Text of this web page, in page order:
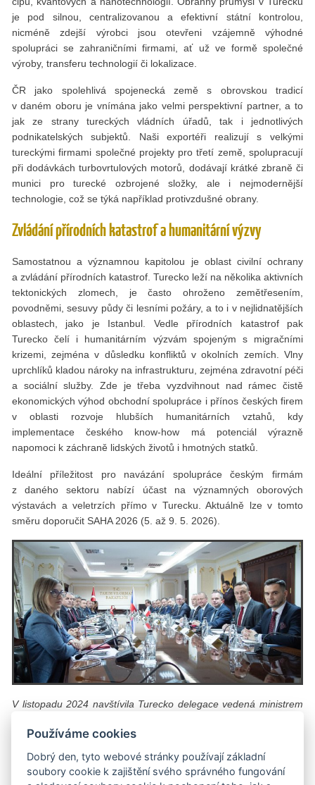
je pod silnou, centralizovanou a efektivní státní kontrolou,
nicméně zdejší výrobci jsou otevřeni vzájemně výhodné
spolupráci se zahraničními firmami, ať už ve formě společné
výroby, transferu technologií či lokalizace.
ČR jako spolehlivá spojenecká země s obrovskou tradicí
v daném oboru je vnímána jako velmi perspektivní partner, a to
jak ze strany tureckých vládních úřadů, tak i jednotlivých
podnikatelských subjektů. Naši exportéři realizují s velkými
tureckými firmami společné projekty pro třetí země, spolupracují
při dodávkách turbovrtulových motorů, dodávají krátké zbraně či
munici pro turecké ozbrojené složky, ale i nejmodernější
technologie, což se týká například protivzdušné obrany.
Zvládání přírodních katastrof a humanitární výzvy
Samostatnou a významnou kapitolou je oblast civilní ochrany
a zvládání přírodních katastrof. Turecko leží na několika aktivních
tektonických zlomech, je často ohroženo zemětřesením,
povodněmi, sesuvy půdy či lesními požáry, a to i v nejlidnatějších
oblastech, jako je Istanbul. Vedle přírodních katastrof pak
Turecko čelí i humanitárním výzvám spojeným s migračními
krizemi, zejména v důsledku konfliktů v okolních zemích. Vlny
uprchlíků kladou nároky na infrastrukturu, zejména zdravotní péči
a sociální služby. Zde je třeba vyzdvihnout nad rámec čistě
ekonomických výhod obchodní spolupráce i přínos českých firem
v oblasti rozvoje hlubších humanitárních vztahů, kdy
implementace českého know-how má potenciál výrazně
napomoci k záchraně lidských životů i hmotných statků.
Ideální příležitost pro navázání spolupráce českým firmám
z daného sektoru nabízí účast na významných oborových
výstavách a veletrzích přímo v Turecku. Aktuálně lze v tomto
směru doporučit SAHA 2026 (5. až 9. 5. 2026).
V listopadu 2024 navštívila Turecko delegace vedená ministrem
početná skupina českých podnikatelů ze zemědělského
a potravinářského sektoru. Česko je v Turecku považováno
za zemi s moderní zemědělskou i potravinářskou produkcí.
V roce 2024 činil český agrární vývoz do Turecka cca 1,1 mld.
Používáme cookies
Dobrý den, tyto webové stránky používají základní
soubory cookie k zajištění svého správného fungování